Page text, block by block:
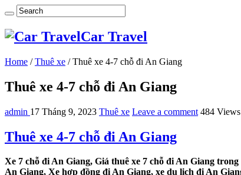
Car Travel
Home / Thuê xe / Thuê xe 4-7 chỗ đi An Giang
Thuê xe 4-7 chỗ đi An Giang
admin 17 Tháng 9, 2023 Thuê xe Leave a comment 484 Views
Thuê xe 4-7 chỗ đi An Giang
Xe 7 chỗ đi An Giang, Giá thuê xe 7 chỗ đi An Giang
An Giang, Xe hợp đồng đi An Giang, xe du lịch đi An